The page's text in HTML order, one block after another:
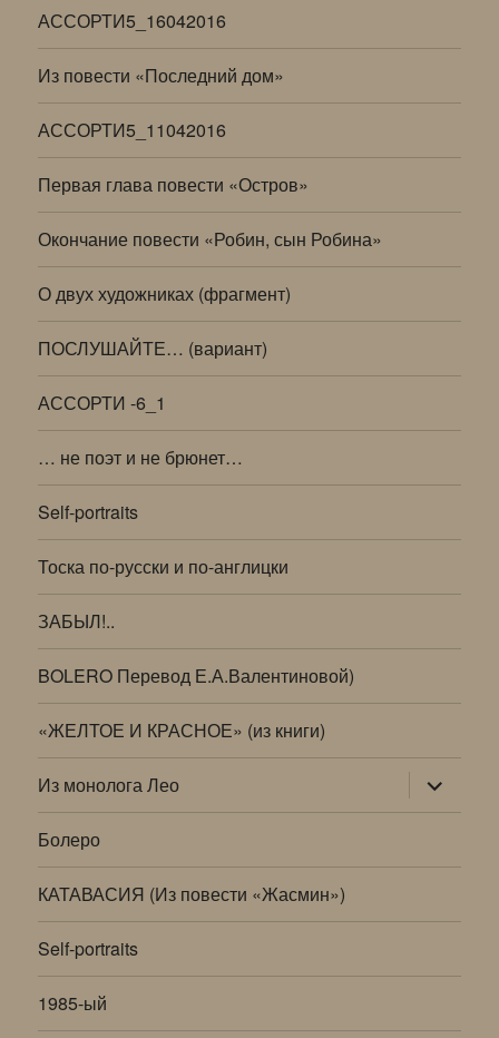
АССОРТИ5_16042016
Из повести «Последний дом»
АССОРТИ5_11042016
Первая глава повести «Остров»
Окончание повести «Робин, сын Робина»
О двух художниках (фрагмент)
ПОСЛУШАЙТЕ… (вариант)
АССОРТИ -6_1
… не поэт и не брюнет…
Self-portraits
Тоска по-русски и по-англицки
ЗАБЫЛ!..
BOLERO Перевод Е.А.Валентиновой)
«ЖЕЛТОЕ И КРАСНОЕ» (из книги)
Из монолога Лео раскрыть
дочернее
меню
Болеро
КАТАВАСИЯ (Из повести «Жасмин»)
Self-portraits
1985-ый